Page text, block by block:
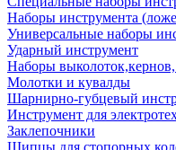
Наборы инструмента
Универсальные наборы
Ударный инструмент
Наборы
Молотки и кувалды
Шарнирно-губцевый
Инструмент для
Заклепочники
Щипцы для стопорных